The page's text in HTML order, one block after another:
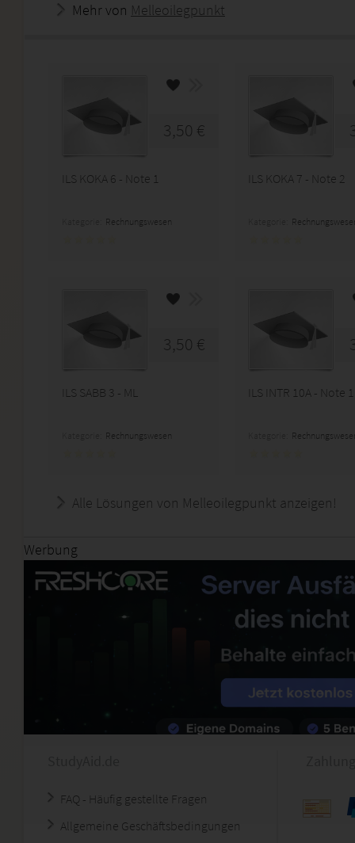
Mehr von Melleoilegpunkt
3,50 €
ILS KOKA 6 - Note 1
Rechnungswesen
ILS KOKA 7 - Note 2
3,50 €
ILS SABB 3 - ML
Rechnungswesen
ILS INTR 10A - Note 1
Alle Lösungen von Melleoilegpunkt anzeigen!
Werbung
FAQ - Häufig gestellte Fragen
Allgemeine Geschäftsbedingungen